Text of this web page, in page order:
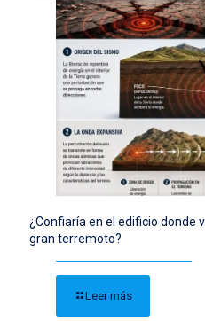
¿Confiaría en el edificio donde
gran terremoto?
Leer más